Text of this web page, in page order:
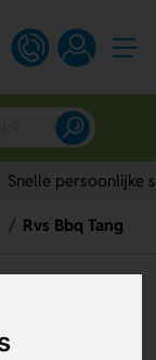
Rvs Bbq Tang